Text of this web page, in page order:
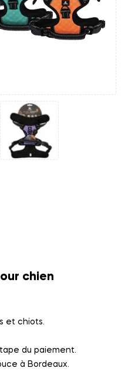
chien
et chiots.
du paiement.
à Bordeaux.